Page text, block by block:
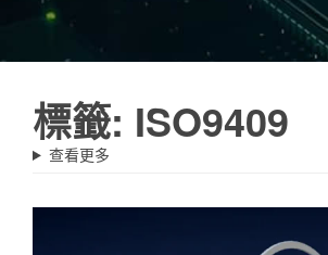
標籤: ISO9409
查看更多